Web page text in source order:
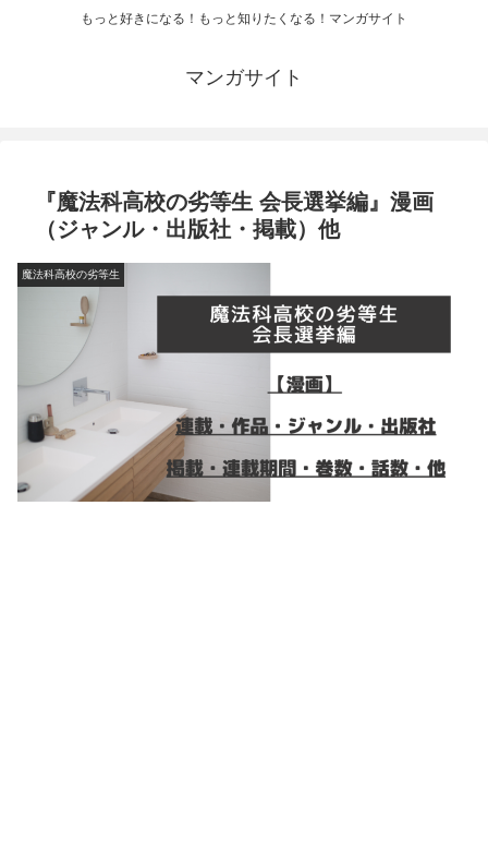
もっと好きになる！もっと知りたくなる！マンガサイト
マンガサイト
『魔法科高校の劣等生 会長選挙編』漫画
（ジャンル・出版社・掲載）他
魔法科高校の劣等生